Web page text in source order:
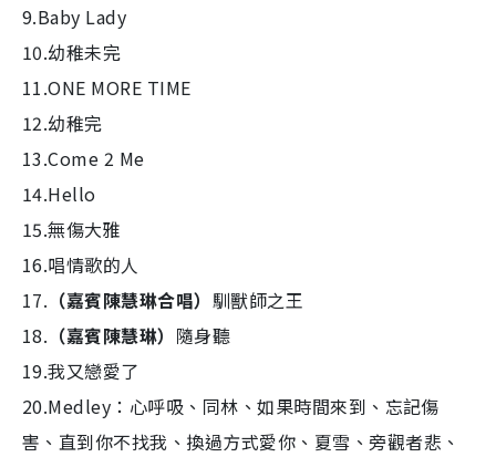
9.Baby Lady
10.幼稚未完
11.ONE MORE TIME
12.幼稚完
13.Come 2 Me
14.Hello
15.無傷大雅
16.唱情歌的人
17. （嘉賓陳慧琳合唱） 馴獸師之王
18. （嘉賓陳慧琳） 隨身聽
19.我又戀愛了
20.Medley：心呼吸、同林、如果時間來到、忘記傷
害、直到你不找我、換過方式愛你、夏雪、旁觀者悲、